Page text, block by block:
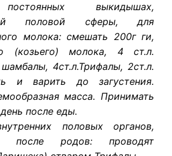
выкидышах,
половой сферы, для
молока: смешать 200г ги,
(козьего) молока, 4 ст.л.
4ст.л.Трифалы, 2ст.л.
и варить до загустения.
масса. Принимать
после еды.
половых органов,
после родов: проводят